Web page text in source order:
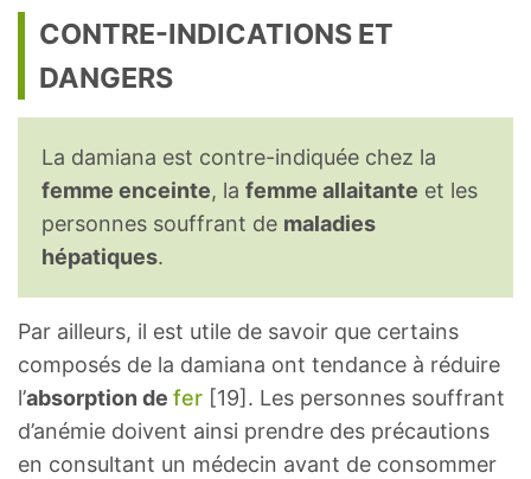
CONTRE-INDICATIONS ET
DANGERS
La damiana est contre-indiquée chez la
femme enceinte, la femme allaitante et les
personnes souffrant de maladies
hépatiques.
Par ailleurs, il est utile de savoir que certains
composés de la damiana ont tendance à réduire
l’absorption de fer [19]. Les personnes souffrant
d’anémie doivent ainsi prendre des précautions
en consultant un médecin avant de consommer